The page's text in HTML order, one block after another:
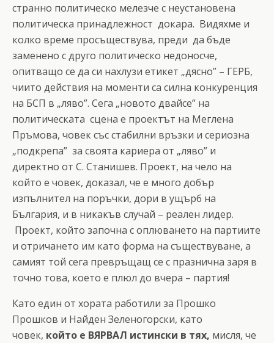
странно политическо мелезче с неустановена
политическа принадлежност докара. Видяхме и
колко време просъществува, преди да бъде
заменено с друго политическо недоносче,
опитващо се да си нахлузи етикет „дясно” – ГЕРБ,
чиито действия на моменти са силна конкуренция
на БСП в „ляво”. Сега „новото двайсе” на
политическата сцена е проектът на Меглена
Пръмова, човек със стабилни връзки и сериозна
„подкрепа” за своята кариера от „ляво” и
директно от С. Станишев. Проект, на чело на
който е човек, доказал, че е много добър
изпълнител на поръчки, дори в ущърб на
България, и в никакъв случай – реален лидер.
Проект, който започна с оплюването на партиите
и отричането им като форма на съществуване, а
самият той сега превръщащ се с празнична заря в
точно това, което е плюл до вчера – партия!
Като един от хората работили за Прошко
Прошков и Найден Зеленогорски, като
човек, който е ВЯРВАЛ истински в тях, мисля, че